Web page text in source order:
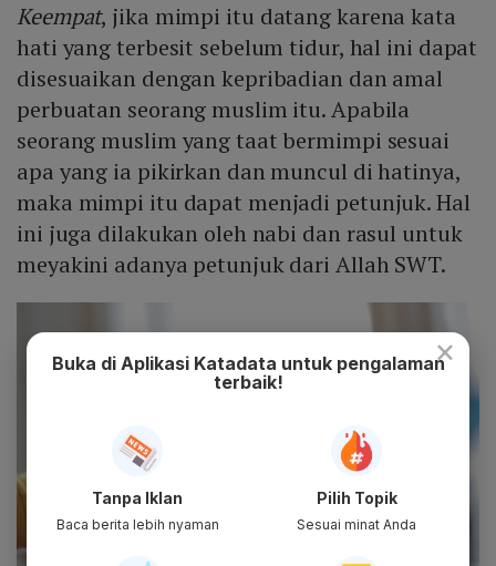
Keempat, jika mimpi itu datang karena kata
hati yang terbesit sebelum tidur, hal ini dapat
disesuaikan dengan kepribadian dan amal
perbuatan seorang muslim itu. Apabila
seorang muslim yang taat bermimpi sesuai
apa yang ia pikirkan dan muncul di hatinya,
maka mimpi itu dapat menjadi petunjuk. Hal
ini juga dilakukan oleh nabi dan rasul untuk
meyakini adanya petunjuk dari Allah SWT.
×
Buka di Aplikasi Katadata untuk pengalaman
terbaik!
Tanpa Iklan
Baca berita lebih nyaman
Pilih Topik
Sesuai minat Anda